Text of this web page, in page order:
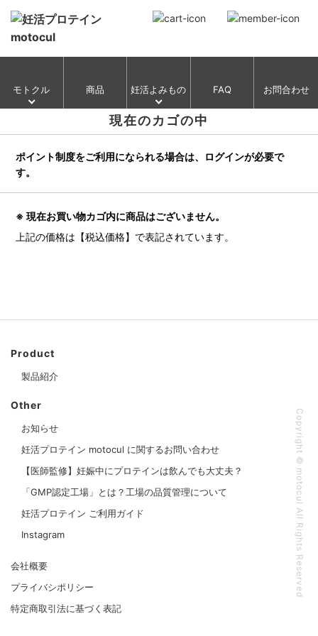
モトクル 商品 妊活よみもの FAQ お問合わせ
現在のカゴの中
ポイント制度をご利用になられる場合は、ログインが必要で
す。
※ 現在お買い物カゴ内に商品はございません。
上記の価格は【税込価格】で表記されています。
Product
製品紹介
Other
お知らせ
妊活プロテイン motocul に関するお問い合わせ
【医師監修】妊娠中にプロテインは飲んでも大丈夫？
「GMP認定工場」とは？工場の品質管理について
妊活プロテイン ご利用ガイド
Instagram
会社概要
プライバシポリシー
特定商取引法に基づく表記
Copyright © motocul All Rights Reserved